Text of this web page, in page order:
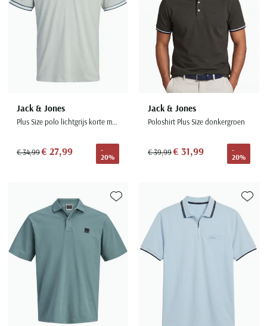
Jack & Jones
Plus Size polo lichtgrijs korte mouw
€ 34,99€ 27,99
-
20%
Jack & Jones
Poloshirt Plus Size donkergroen
€ 39,99€ 31,99
-
20%
Toevoegen aan favorieten